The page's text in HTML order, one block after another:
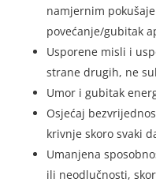
namjernim
povećanje/gubitak
Usporene misli i
strane drugih, ne
Umor i gubitak
Osjećaj
krivnje skoro svaki
Umanjena
ili neodlučnosti,